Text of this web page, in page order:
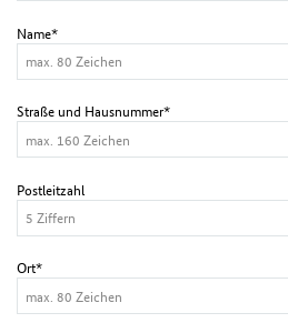
Name*
Straße und Hausnummer*
Postleitzahl
Ort*